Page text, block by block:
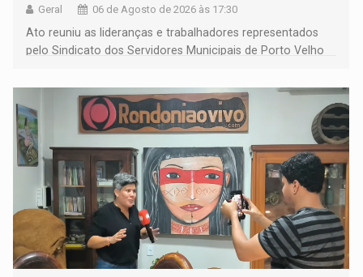
Geral 06 de Agosto de 2026 às 17:30
Ato reuniu as lideranças e trabalhadores representados
pelo Sindicato dos Servidores Municipais de Porto Velho